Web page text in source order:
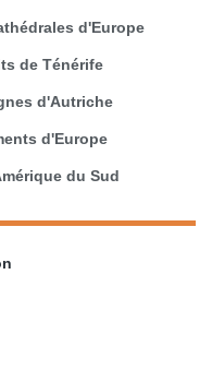
d'Europe
de Ténérife
d'Autriche
d'Europe
du Sud